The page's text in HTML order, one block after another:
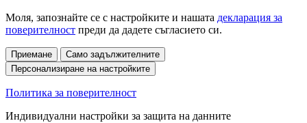
Моля, запознайте се с настройките и нашата декларация за
поверителност преди да дадете съгласието си.
Приемане
Само задължителните
Персонализиране на настройките
Политика за поверителност
Индивидуални настройки за защита на данните